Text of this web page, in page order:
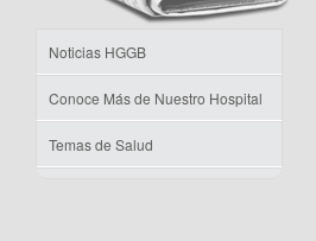
Noticias HGGB
Conoce Más de Nuestro Hospital
Temas de Salud